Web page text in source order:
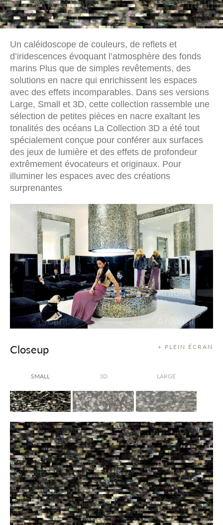
Un caléidoscope de couleurs, de reflets et
d’iridescences évoquant l’atmosphère des fonds
marins Plus que de simples revêtements, des
solutions en nacre qui enrichissent les espaces
avec des effets incomparables. Dans ses versions
Large, Small et 3D, cette collection rassemble une
sélection de petites pièces en nacre exaltant les
tonalités des océans La Collection 3D a été tout
spécialement conçue pour conférer aux surfaces
des jeux de lumière et des effets de profondeur
extrêmement évocateurs et originaux. Pour
illuminer les espaces avec des créations
surprenantes
+ PLEIN ÉCRAN
Closeup
SMALL 3D LARGE